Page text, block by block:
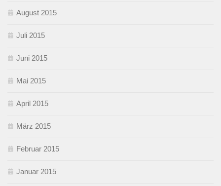
August 2015
Juli 2015
Juni 2015
Mai 2015
April 2015
März 2015
Februar 2015
Januar 2015